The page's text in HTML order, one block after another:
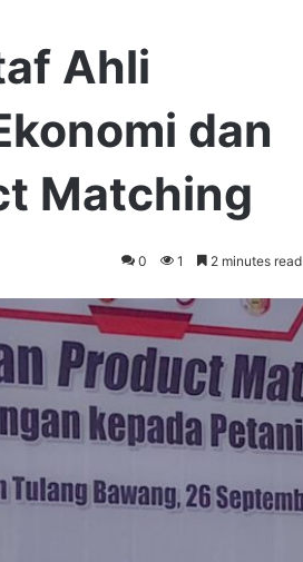
Ahli
dan
Matching
0 1 2 minutes read